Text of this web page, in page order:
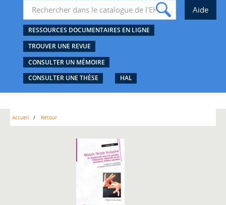
RESSOURCES DOCUMENTAIRES EN LIGNE
TROUVER UNE REVUE
CONSULTER UN MÉMOIRE
CONSULTER UNE THÈSE
HAL
Accueil Retour